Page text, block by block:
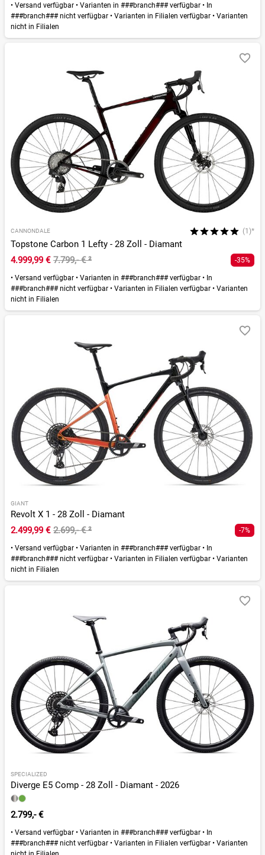
• Versand verfügbar • Varianten in ###branch### verfügbar • In
###branch### nicht verfügbar • Varianten in Filialen verfügbar • Varianten
nicht in Filialen
CANNONDALE (1)*
Topstone Carbon 1 Lefty - 28 Zoll - Diamant
4.999,99 € 7.799,- €² -35%
• Versand verfügbar • Varianten in ###branch### verfügbar • In
###branch### nicht verfügbar • Varianten in Filialen verfügbar • Varianten
nicht in Filialen
GIANT
Revolt X 1 - 28 Zoll - Diamant
2.499,99 € 2.699,- €² -7%
• Versand verfügbar • Varianten in ###branch### verfügbar • In
###branch### nicht verfügbar • Varianten in Filialen verfügbar • Varianten
nicht in Filialen
SPECIALIZED
Diverge E5 Comp - 28 Zoll - Diamant - 2026
2.799,- €
• Versand verfügbar • Varianten in ###branch### verfügbar • In
###branch### nicht verfügbar • Varianten in Filialen verfügbar • Varianten